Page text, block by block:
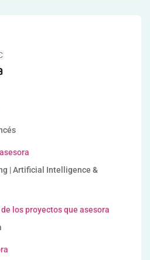
| Artificial Intelligence &
los proyectos que asesora